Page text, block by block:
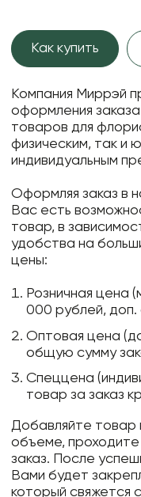
Как купить
Компания Миррэй
оформления
товаров для
физическим, так и
индивидуальным
Оформляя заказ в
Вас есть
товар, в
удобства на
цены:
Розничная цена
000 рублей, доп.
Оптовая цена
общую сумму
Спеццена
товар за заказ
Добавляйте товар
объеме,
заказ. После
Вами будет
который свяжется